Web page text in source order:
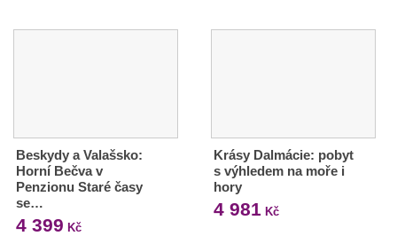
Beskydy a Valašsko:
Horní Bečva v
Penzionu Staré časy
se…
4 399 Kč
Krásy Dalmácie: pobyt
s výhledem na moře i
hory
4 981 Kč